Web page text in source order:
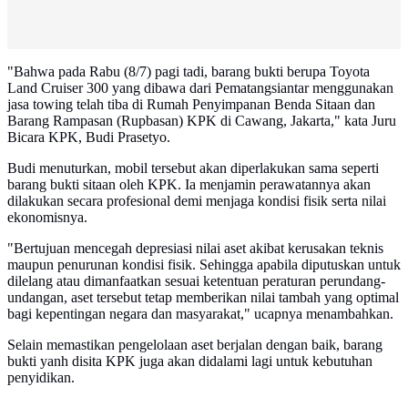
"Bahwa pada Rabu (8/7) pagi tadi, barang bukti berupa Toyota
Land Cruiser 300 yang dibawa dari Pematangsiantar menggunakan
jasa towing telah tiba di Rumah Penyimpanan Benda Sitaan dan
Barang Rampasan (Rupbasan) KPK di Cawang, Jakarta," kata Juru
Bicara KPK, Budi Prasetyo.
Budi menuturkan, mobil tersebut akan diperlakukan sama seperti
barang bukti sitaan oleh KPK. Ia menjamin perawatannya akan
dilakukan secara profesional demi menjaga kondisi fisik serta nilai
ekonomisnya.
"Bertujuan mencegah depresiasi nilai aset akibat kerusakan teknis
maupun penurunan kondisi fisik. Sehingga apabila diputuskan untuk
dilelang atau dimanfaatkan sesuai ketentuan peraturan perundang-
undangan, aset tersebut tetap memberikan nilai tambah yang optimal
bagi kepentingan negara dan masyarakat," ucapnya menambahkan.
Selain memastikan pengelolaan aset berjalan dengan baik, barang
bukti yanh disita KPK juga akan didalami lagi untuk kebutuhan
penyidikan.